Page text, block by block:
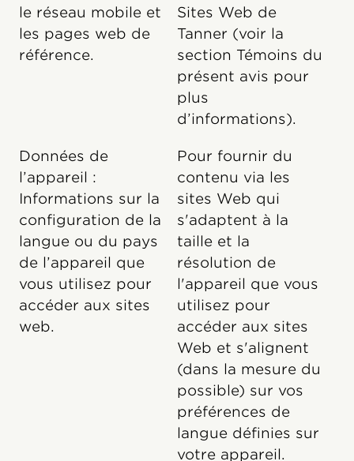
le réseau mobile et
les pages web de
référence.
Sites Web de
Tanner (voir la
section Témoins du
présent avis pour
plus
d’informations).
Données de
l’appareil :
Informations sur la
configuration de la
langue ou du pays
de l’appareil que
vous utilisez pour
accéder aux sites
web.
Pour fournir du
contenu via les
sites Web qui
s'adaptent à la
taille et la
résolution de
l'appareil que vous
utilisez pour
accéder aux sites
Web et s'alignent
(dans la mesure du
possible) sur vos
préférences de
langue définies sur
votre appareil.